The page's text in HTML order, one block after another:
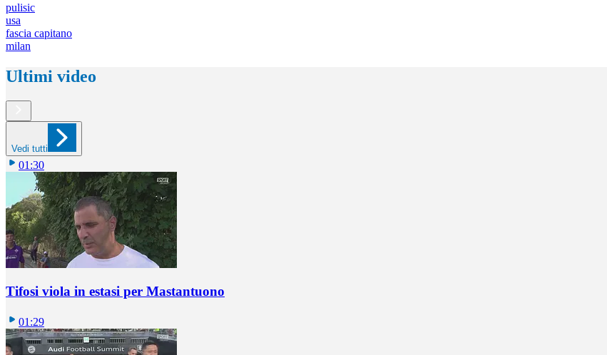
pulisic
usa
fascia capitano
milan
Ultimi video
Vedi tutti
01:30
Tifosi viola in estasi per Mastantuono
01:29